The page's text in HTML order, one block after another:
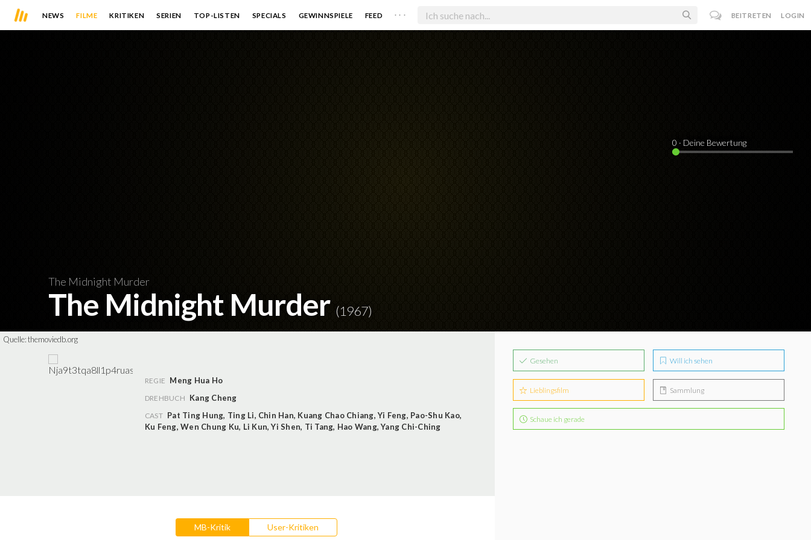
NEWS FILME KRITIKEN SERIEN TOP-LISTEN SPECIALS GEWINNSPIELE FEED . . . BEITRETEN LOGIN
The Midnight Murder
The Midnight Murder (1967)
0 · Deine Bewertung
Quelle:themoviedb.org
REGIE Meng Hua Ho
DREHBUCH Kang Cheng
CAST Pat Ting Hung, Ting Li, Chin Han, Kuang Chao Chiang,Yi Feng, Pao-Shu Kao,
Ku Feng,Wen Chung Ku, Li Kun,Yi Shen, Ti Tang, Hao Wang,Yang Chi-Ching
MB-Kritik User-Kritiken
Gesehen Will ich sehen
Lieblingsfilm Sammlung
Schaue ich gerade